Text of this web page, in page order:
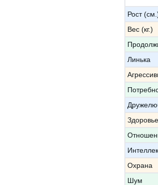
Рост
Вес (кг.)
Линька
Здоровье
Охрана
Шум